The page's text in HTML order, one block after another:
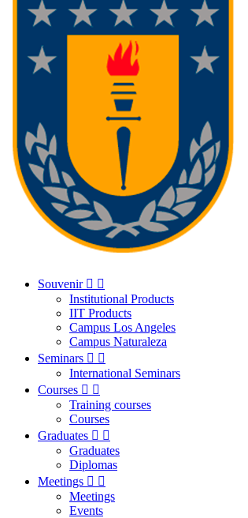
Souvenir  
Institutional Products
IIT Products
Campus Los Angeles
Campus Naturaleza
Seminars  
International Seminars
Courses  
Training courses
Courses
Graduates  
Graduates
Diplomas
Meetings  
Meetings
Events